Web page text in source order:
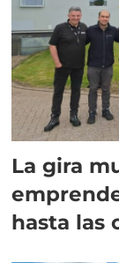
La gira
hasta las